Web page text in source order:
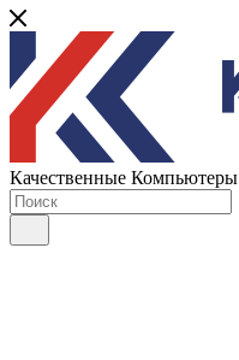
Качественные Компьютеры